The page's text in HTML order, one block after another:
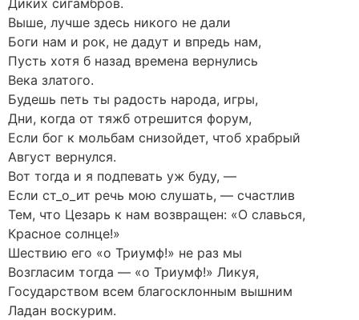
Выше, лучше здесь никого не дали
Боги нам и рок, не дадут и впредь нам,
Пусть хотя б назад времена вернулись
Века златого.
Будешь петь ты радость народа, игры,
Дни, когда от тяжб отрешится форум,
Если бог к мольбам снизойдет, чтоб храбрый
Август вернулся.
Вот тогда и я подпевать уж буду, —
Если ст_о_ит речь мою слушать, — счастлив
Тем, что Цезарь к нам возвращен: «О славься,
Красное солнце!»
Шествию его «о Триумф!» не раз мы
Возгласим тогда — «о Триумф!» Ликуя,
Государством всем благосклонным вышним
Ладан воскурим.